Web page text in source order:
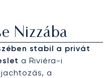
Nizzába
stabil a privát
a Riviéra-i
a